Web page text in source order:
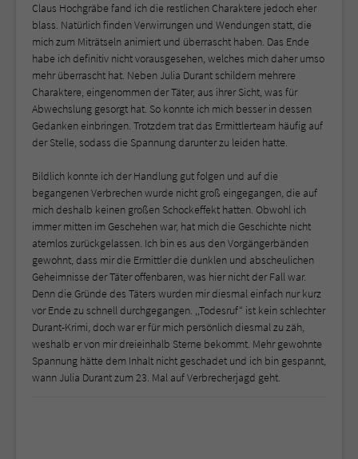
Claus Hochgräbe fand ich die restlichen Charaktere jedoch eher
blass. Natürlich finden Verwirrungen und Wendungen statt, die
mich zum Miträtseln animiert und überrascht haben. Das Ende
habe ich definitiv nicht vorausgesehen, welches mich daher umso
mehr überrascht hat. Neben Julia Durant schildern mehrere
Charaktere, eingenommen der Täter, aus ihrer Sicht, was für
Abwechslung gesorgt hat. So konnte ich mich besser in dessen
Gedanken einbringen. Trotzdem trat das Ermittlerteam häufig auf
der Stelle, sodass die Spannung darunter zu leiden hatte.
Bildlich konnte ich der Handlung gut folgen und auf die
begangenen Verbrechen wurde nicht groß eingegangen, die auf
mich deshalb keinen großen Schockeffekt hatten. Obwohl ich
immer mitten im Geschehen war, hat mich die Geschichte nicht
atemlos zurückgelassen. Ich bin es aus den Vorgängerbänden
gewohnt, dass mir die Ermittler die dunklen und abscheulichen
Geheimnisse der Täter offenbaren, was hier nicht der Fall war.
Denn die Gründe des Täters wurden mir diesmal einfach nur kurz
vor Ende zu schnell durchgegangen. ,,Todesruf“ ist kein schlechter
Durant-Krimi, doch war er für mich persönlich diesmal zu zäh,
weshalb er von mir dreieinhalb Sterne bekommt. Mehr gewohnte
Spannung hätte dem Inhalt nicht geschadet und ich bin gespannt,
wann Julia Durant zum 23. Mal auf Verbrecherjagd geht.